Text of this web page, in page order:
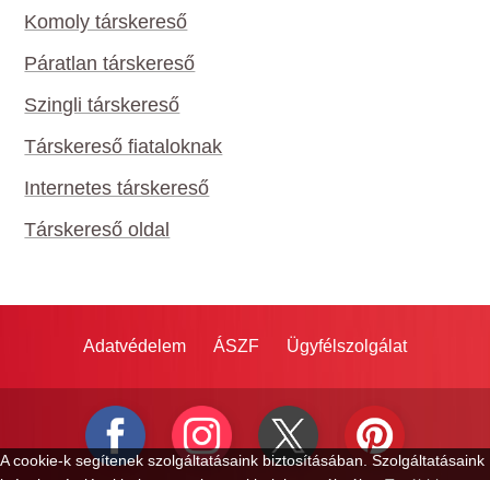
Komoly társkereső
Páratlan társkereső
Szingli társkereső
Társkereső fiataloknak
Internetes társkereső
Társkereső oldal
A cookie-k segítenek szolgáltatásaink biztosításában. Szolgáltatásaink
Adatvédelem ÁSZF Ügyfélszolgálat